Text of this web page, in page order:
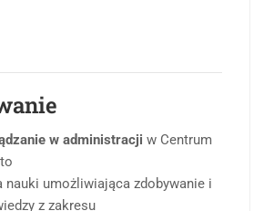
w administracji w Centrum
nauki umożliwiająca zdobywanie i
z zakresu